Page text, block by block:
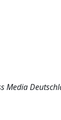
Media